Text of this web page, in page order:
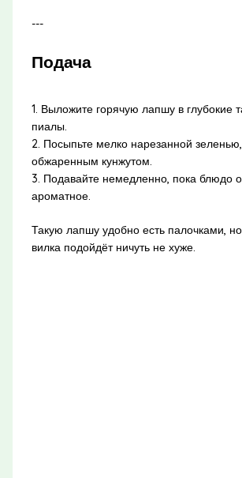
---
Подача
1. Выложите горячую лапшу в глубокие
пиалы.
2. Посыпьте мелко нарезанной
обжаренным кунжутом.
3. Подавайте немедленно, пока блюдо
ароматное.
Такую лапшу удобно есть палочками,
вилка подойдёт ничуть не хуже.